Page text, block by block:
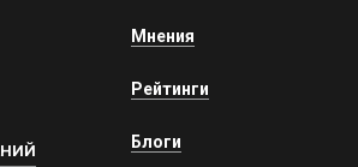
Мнения
Рейтинги
Блоги